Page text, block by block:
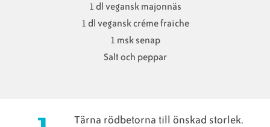
1 dl vegansk majonnäs
1 dl vegansk créme fraiche
1 msk senap
Salt och peppar
Tärna rödbetorna till önskad storlek.